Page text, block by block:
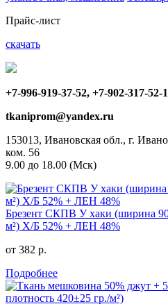
Прайс-лист
скачать
+7-996-919-37-52, +7-902-317-52-
tkaniprom@yandex.ru
153013, Ивановская обл., г.
ком. 56
9.00 до 18.00 (Мск)
Брезент СКПВ У хаки (ширина 90
м²) Х/Б 52% + ЛЕН 48%
от 382 р.
Подробнее